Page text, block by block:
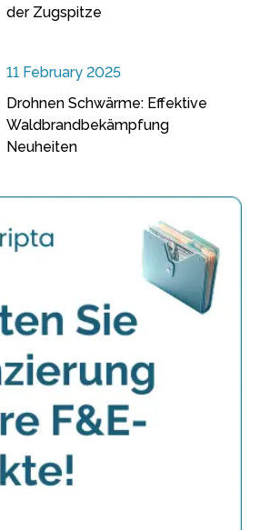
der Zugspitze
11 February 2025
Drohnen Schwärme: Effektive
Waldbrandbekämpfung
Neuheiten